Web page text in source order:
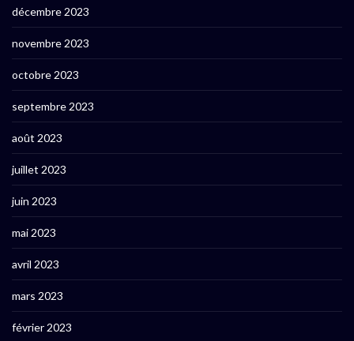
décembre 2023
novembre 2023
octobre 2023
septembre 2023
août 2023
juillet 2023
juin 2023
mai 2023
avril 2023
mars 2023
février 2023